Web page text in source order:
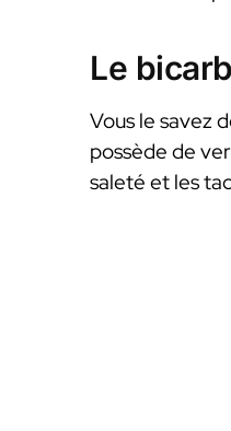
Le
Vous le savez
possède de
saleté et les